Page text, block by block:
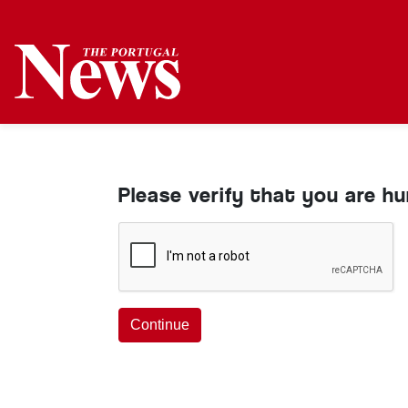
Please verify that you are
Continue